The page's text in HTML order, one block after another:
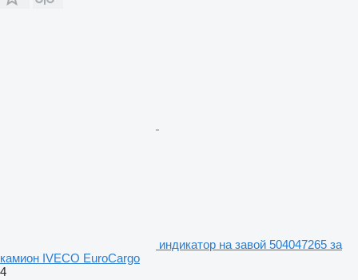
индикатор на завой 504047265 за
камион IVECO EuroCargo
4